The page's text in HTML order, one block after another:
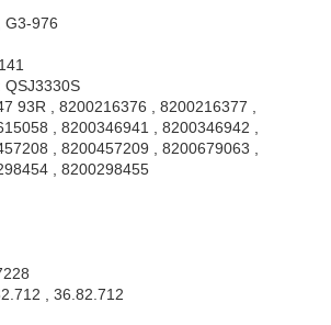
G3-976
QSJ3330S
93R , 8200216376 , 8200216377 ,
, 8200346941 , 8200346942 ,
, 8200457209 , 8200679063 ,
, 8200298455
, 36.82.712